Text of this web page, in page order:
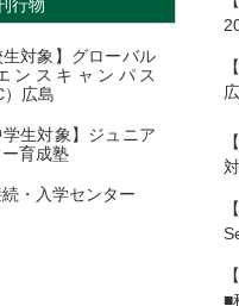
■
行物
生対象】グローバル
ンスキャンパス
）広島
学生対象】ジュニア
ー育成塾
・入学センター